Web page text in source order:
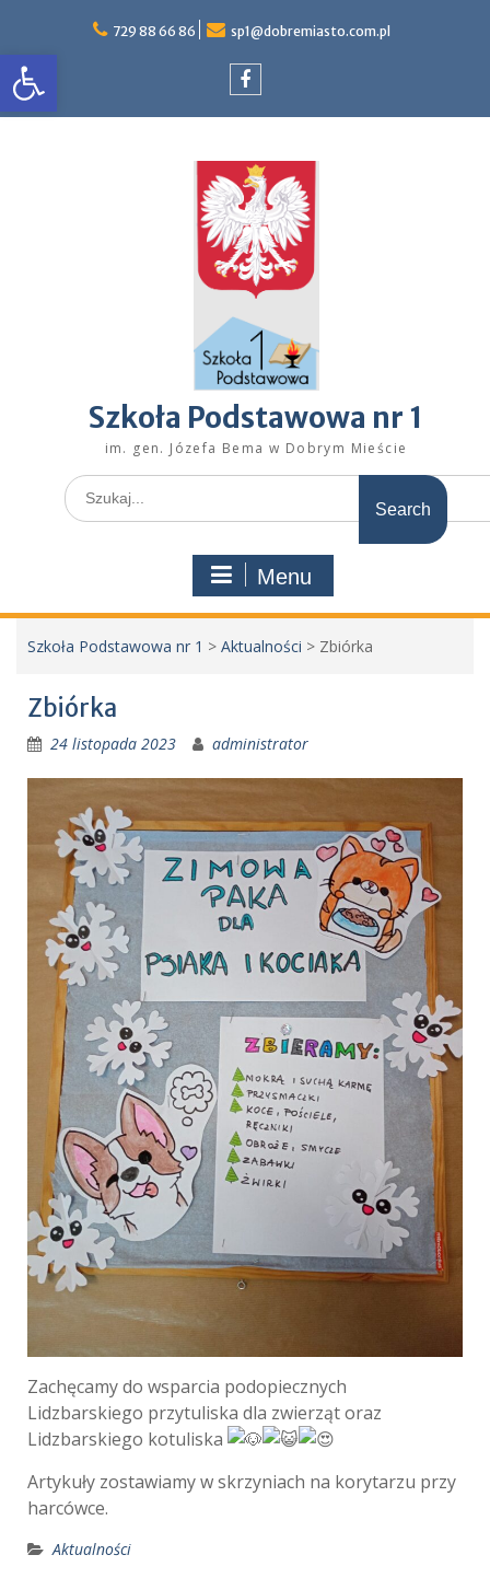
Otwórz pasek narzędzicontent
729 88 66 86 sp1@dobremiasto.com.pl
Szkoła Podstawowa nr 1
im. gen. Józefa Bema w Dobrym Mieście
Search
for:
Menu
Szkoła Podstawowa nr 1 > Aktualności > Zbiórka
Zbiórka
24 listopada 2023 administrator
Zachęcamy do wsparcia podopiecznych
Lidzbarskiego przytuliska dla zwierząt oraz
Lidzbarskiego kotuliska
Artykuły zostawiamy w skrzyniach na korytarzu przy
harcówce.
Aktualności